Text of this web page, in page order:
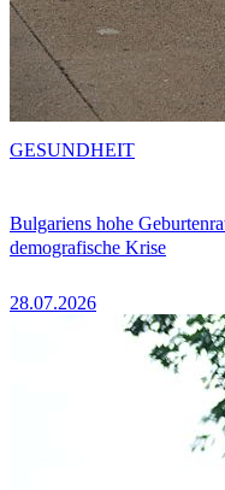
Bulgariens hohe
demografische Krise
28.07.2026
GESUNDHEIT